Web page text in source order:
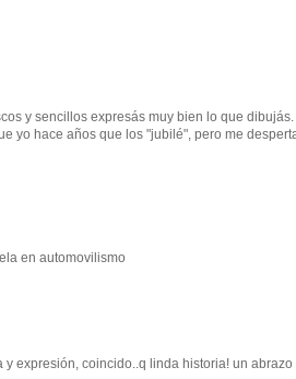
y sencillos expresás muy bien lo que
yo hace años que los "jubilé", pero me
en automovilismo
expresión, coincido..q linda historia! un abrazo